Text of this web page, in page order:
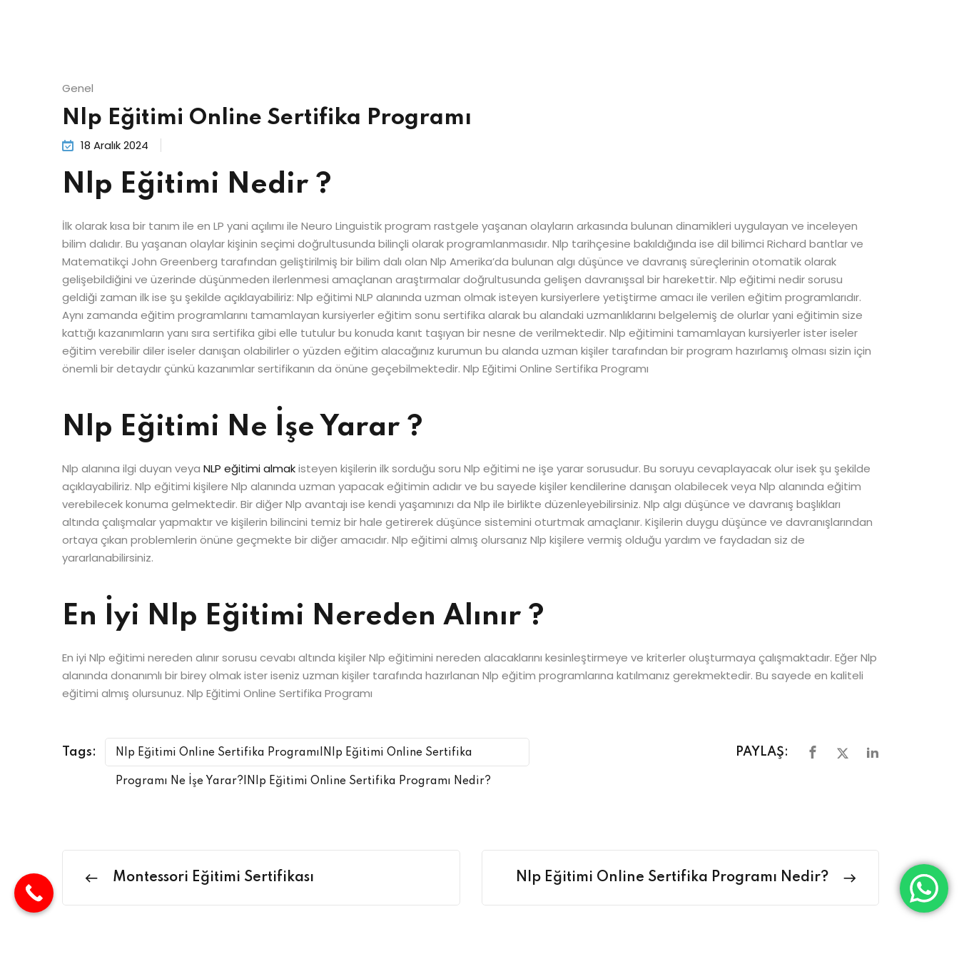
Genel
Nlp Eğitimi Online Sertifika Programı
18 Aralık 2024
Nlp Eğitimi Nedir ?
İlk olarak kısa bir tanım ile en LP yani açılımı ile Neuro Linguistik program rastgele yaşanan olayların arkasında bulunan dinamikleri uygulayan ve inceleyen
bilim dalıdır. Bu yaşanan olaylar kişinin seçimi doğrultusunda bilinçli olarak programlanmasıdır. Nlp tarihçesine bakıldığında ise dil bilimci Richard bantlar ve
Matematikçi John Greenberg tarafından geliştirilmiş bir bilim dalı olan Nlp Amerika’da bulunan algı düşünce ve davranış süreçlerinin otomatik olarak
gelişebildiğini ve üzerinde düşünmeden ilerlenmesi amaçlanan araştırmalar doğrultusunda gelişen davranışsal bir harekettir. Nlp eğitimi nedir sorusu
geldiği zaman ilk ise şu şekilde açıklayabiliriz: Nlp eğitimi NLP alanında uzman olmak isteyen kursiyerlere yetiştirme amacı ile verilen eğitim programlarıdır.
Aynı zamanda eğitim programlarını tamamlayan kursiyerler eğitim sonu sertifika alarak bu alandaki uzmanlıklarını belgelemiş de olurlar yani eğitimin size
kattığı kazanımların yanı sıra sertifika gibi elle tutulur bu konuda kanıt taşıyan bir nesne de verilmektedir. Nlp eğitimini tamamlayan kursiyerler ister iseler
eğitim verebilir diler iseler danışan olabilirler o yüzden eğitim alacağınız kurumun bu alanda uzman kişiler tarafından bir program hazırlamış olması sizin için
önemli bir detaydır çünkü kazanımlar sertifikanın da önüne geçebilmektedir. Nlp Eğitimi Online Sertifika Programı
Nlp Eğitimi Ne İşe Yarar ?
Nlp alanına ilgi duyan veya NLP eğitimi almakisteyen kişilerin ilk sorduğu soru Nlp eğitimi ne işe yarar sorusudur. Bu soruyu cevaplayacak olur isek şu şekilde
açıklayabiliriz. Nlp eğitimi kişilere Nlp alanında uzman yapacak eğitimin adıdır ve bu sayede kişiler kendilerine danışan olabilecek veya Nlp alanında eğitim
verebilecek konuma gelmektedir. Bir diğer Nlp avantajı ise kendi yaşamınızı da Nlp ile birlikte düzenleyebilirsiniz. Nlp algı düşünce ve davranış başlıkları
altında çalışmalar yapmaktır ve kişilerin bilincini temiz bir hale getirerek düşünce sistemini oturtmak amaçlanır. Kişilerin duygu düşünce ve davranışlarından
ortaya çıkan problemlerin önüne geçmekte bir diğer amacıdır. Nlp eğitimi almış olursanız Nlp kişilere vermiş olduğu yardım ve faydadan siz de
yararlanabilirsiniz.
En İyi Nlp Eğitimi Nereden Alınır ?
En iyi Nlp eğitimi nereden alınır sorusu cevabı altında kişiler Nlp eğitimini nereden alacaklarını kesinleştirmeye ve kriterler oluşturmaya çalışmaktadır. Eğer Nlp
alanında donanımlı bir birey olmak ister iseniz uzman kişiler tarafında hazırlanan Nlp eğitim programlarına katılmanız gerekmektedir. Bu sayede en kaliteli
eğitimi almış olursunuz. Nlp Eğitimi Online Sertifika Programı
Tags: Nlp Eğitimi Online Sertifika Programı|Nlp Eğitimi Online Sertifika
Programı Ne İşe Yarar?|Nlp Eğitimi Online Sertifika Programı Nedir?
PAYLAŞ:
Montessori Eğitimi Sertifikası Nlp Eğitimi Online Sertifika Programı Nedir?